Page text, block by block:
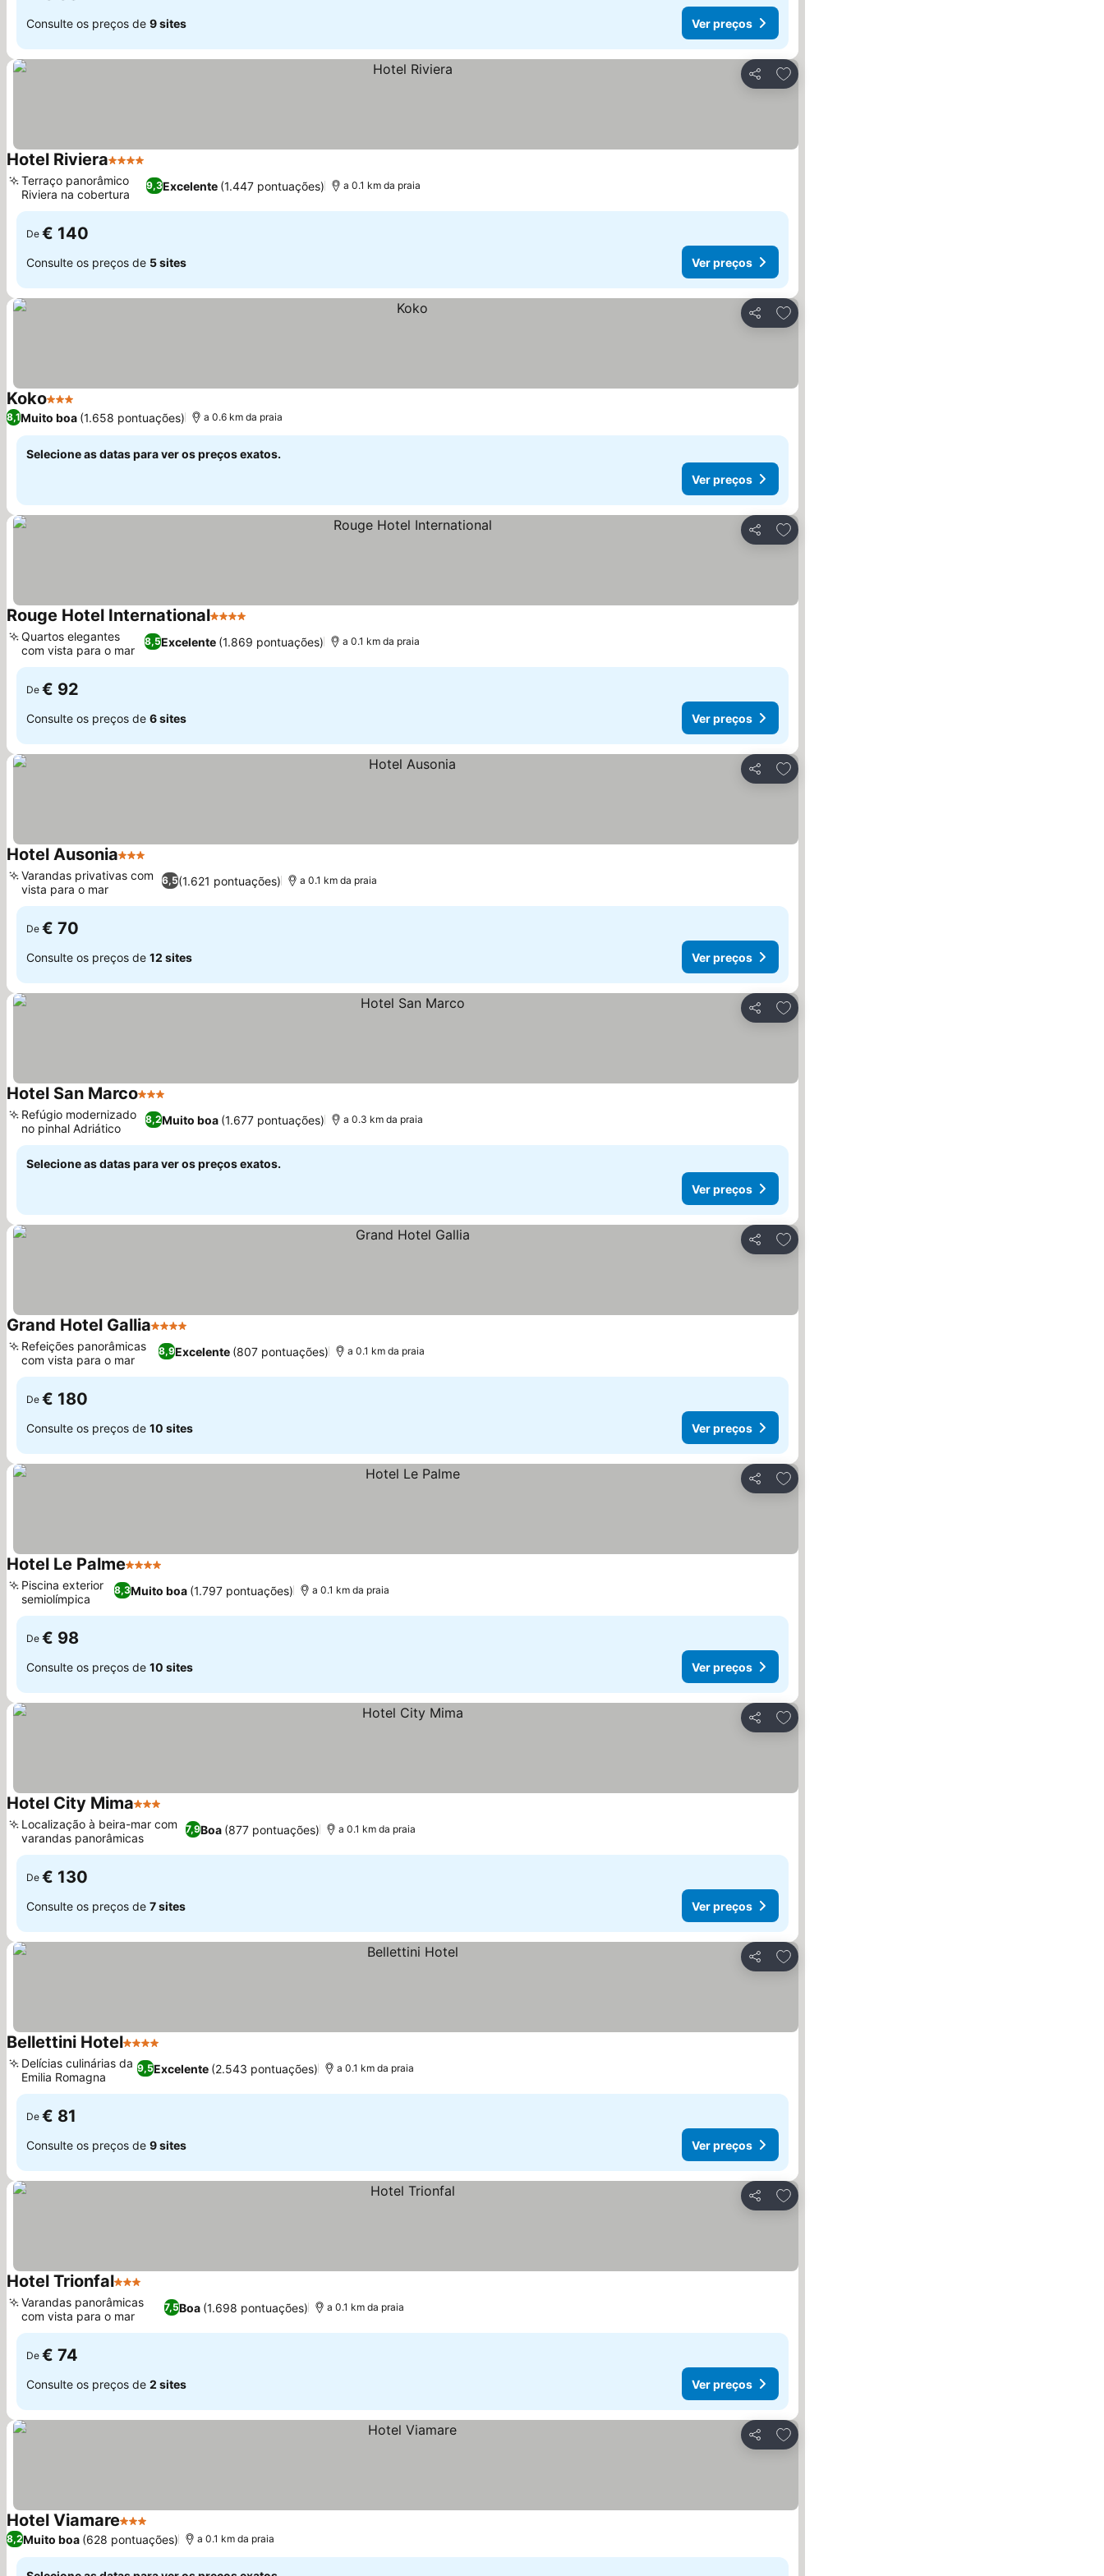
Consulte os preços de 9 sites Ver preços
Partilhar
Adicionar aos favoritos
Hotel Riviera4 Estrelas
9,3Excelente (1.447 pontuações)
Terraço panorâmico
Riviera na cobertura
a 0.1 km da praia
De € 140
Consulte os preços de 5 sites Ver preços
Partilhar
Adicionar aos favoritos
Koko3 Estrelas
8,1Muito boa (1.658 pontuações) a 0.6 km da praia
Selecione as datas para ver os preços exatos.
Ver preços
Partilhar
Adicionar aos favoritos
Rouge Hotel International4 Estrelas
8,5Excelente (1.869 pontuações)
Quartos elegantes
com vista para o mar
a 0.1 km da praia
De € 92
Consulte os preços de 6 sites Ver preços
Partilhar
Adicionar aos favoritos
Hotel Ausonia3 Estrelas
6,5(1.621 pontuações)
Varandas privativas com
vista para o mar
a 0.1 km da praia
De € 70
Consulte os preços de 12 sites Ver preços
Partilhar
Adicionar aos favoritos
Hotel San Marco3 Estrelas
8,2Muito boa (1.677 pontuações)
Refúgio modernizado
no pinhal Adriático
a 0.3 km da praia
Selecione as datas para ver os preços exatos.
Ver preços
Partilhar
Adicionar aos favoritos
Grand Hotel Gallia4 Estrelas
8,9Excelente (807 pontuações)
Refeições panorâmicas
com vista para o mar
a 0.1 km da praia
De € 180
Consulte os preços de 10 sites Ver preços
Partilhar
Adicionar aos favoritos
Hotel Le Palme4 Estrelas
8,3Muito boa (1.797 pontuações)
Piscina exterior
semiolímpica
a 0.1 km da praia
De € 98
Consulte os preços de 10 sites Ver preços
Partilhar
Adicionar aos favoritos
Hotel City Mima3 Estrelas
7,9Boa (877 pontuações)
Localização à beira-mar com
varandas panorâmicas
a 0.1 km da praia
De € 130
Consulte os preços de 7 sites Ver preços
Partilhar
Adicionar aos favoritos
Bellettini Hotel4 Estrelas
9,5Excelente (2.543 pontuações)
Delícias culinárias da
Emilia Romagna
a 0.1 km da praia
De € 81
Consulte os preços de 9 sites Ver preços
Partilhar
Adicionar aos favoritos
Hotel Trionfal3 Estrelas
7,5Boa (1.698 pontuações)
Varandas panorâmicas
com vista para o mar
a 0.1 km da praia
De € 74
Consulte os preços de 2 sites Ver preços
Partilhar
Adicionar aos favoritos
Hotel Viamare3 EstrelasVer preços
8,2Muito boa (628 pontuações) a 0.1 km da praia